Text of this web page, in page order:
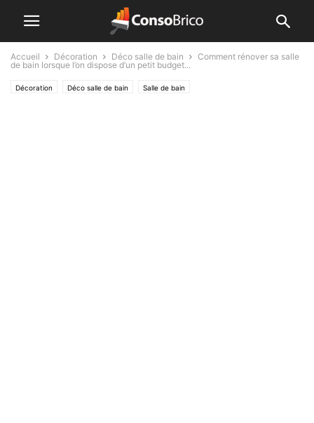
Accueil Décoration Déco salle de bain
Comment rénover sa salle
de bain lorsque l’on dispose d’un petit budget...
Décoration Déco salle de bain Salle de bain